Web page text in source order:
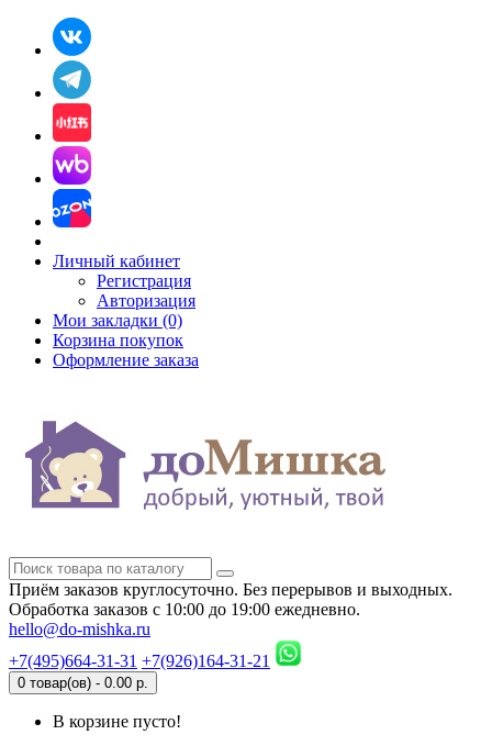
Личный кабинет
Регистрация
Авторизация
Мои закладки (0)
Корзина покупок
Оформление заказа
Приём заказов круглосуточно. Без перерывов и выходных.
Обработка заказов с 10:00 до 19:00 ежедневно.
hello@do-mishka.ru
+7(495)664-31-31 +7(926)164-31-21
0 товар(ов) - 0.00 р.
В корзине пусто!